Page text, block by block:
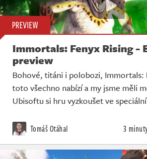
PREVIEW
Immortals: Fenyx Rising -
preview
Bohové, titáni i polobozi, Immortals:
toto všechno nabízí a my jsme měli
Ubisoftu si hru vyzkoušet ve
Tomáš Otáhal 3